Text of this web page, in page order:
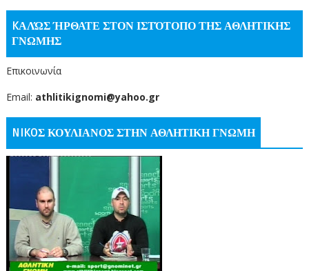
KΑΛΏΣ ΉΡΘΑΤΕ ΣΤΟΝ ΙΣΤΌΤΟΠΟ ΤΗΣ ΑΘΛΗΤΙΚΗΣ
ΓΝΩΜΗΣ
Επικοινωνία
Email: athlitikignomi@yahoo.gr
NIKOΣ ΚΟΥΛΙΑΝΟΣ ΣΤΗΝ ΑΘΛΗΤΙΚΗ ΓΝΩΜΗ